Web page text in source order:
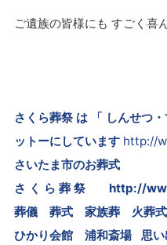
ご遺族の皆様にも すごく喜
さくら葬祭 は 「 しんせつ
ットーにしています http://
さいたま市のお葬式
さ く ら 葬 祭
http://
葬儀 葬式 家族葬 火葬
ひかり会館 浦和斎場 思い